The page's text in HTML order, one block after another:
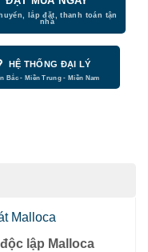
HỆ THỐNG ĐẠI LÝ
Malloca
lập Malloca